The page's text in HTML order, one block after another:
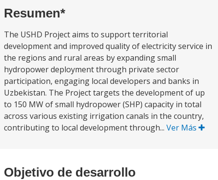
Resumen*
The USHD Project aims to support territorial
development and improved quality of electricity service in
the regions and rural areas by expanding small
hydropower deployment through private sector
participation, engaging local developers and banks in
Uzbekistan. The Project targets the development of up
to 150 MW of small hydropower (SHP) capacity in total
across various existing irrigation canals in the country,
contributing to local development through... Ver Más
Objetivo de desarrollo